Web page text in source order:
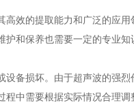
效的提取能力和广泛的应用
和保养也需要一定的专业知
备损坏。由于超声波的强烈
中需要根据实际情况合理